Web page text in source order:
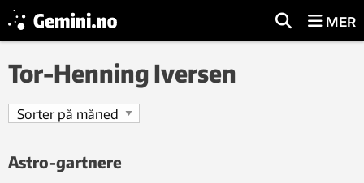
MER
Tor-Henning Iversen
Astro-gartnere